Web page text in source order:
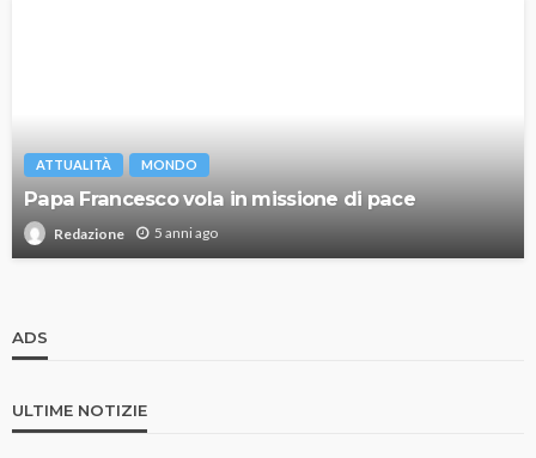
ATTUALITÀ MONDO
Papa Francesco vola in missione di pace
Redazione 5 anni ago
ADS
ULTIME NOTIZIE